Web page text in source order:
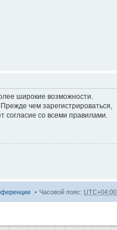
широкие возможности.
чем зарегистрироваться,
согласие со всеми правилами.
Часовой пояс: UTC+04:00